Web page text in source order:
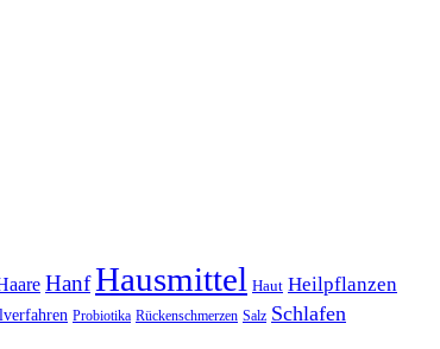
HanfHausmittel Haut Heilpflanzen
Probiotika Rückenschmerzen Salz Schlafen